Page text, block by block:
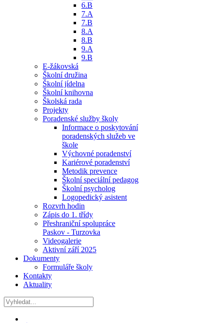
6.B
7.A
7.B
8.A
8.B
9.A
9.B
E-žákovská
Školní družina
Školní jídelna
Školní knihovna
Školská rada
Projekty
Poradenské služby školy
Informace o poskytování
poradenských služeb ve
škole
Výchovné poradenství
Kariérové poradenství
Metodik prevence
Školní speciální pedagog
Školní psycholog
Logopedický asistent
Rozvrh hodin
Zápis do 1. třídy
Přeshraniční spolupráce
Paskov - Turzovka
Videogalerie
Aktivní září 2025
Dokumenty
Formuláře školy
Kontakty
Aktuality